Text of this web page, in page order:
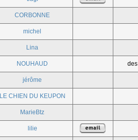
CORBONNE
michel
Lina
NOUHAUD
jérôme
LE CHIEN DU KEUPON
MarieBtz
lilie